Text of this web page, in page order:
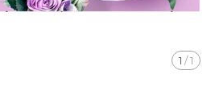
1 /1